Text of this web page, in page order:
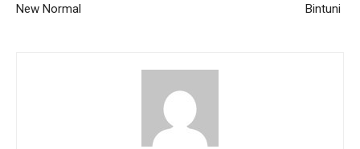
New Normal
Bintuni